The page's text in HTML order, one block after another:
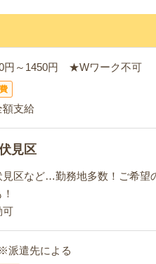
円～1450円 ★Wワーク不可
額支給
見区
見区など…勤務地多数！ご希
遣先による